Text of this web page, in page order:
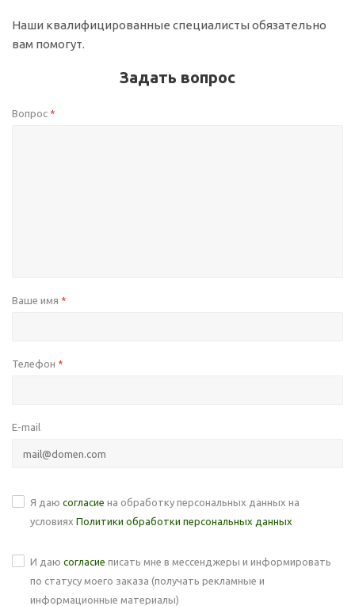
Наши квалифицированные специалисты обязательно
вам помогут.
Задать вопрос
Вопрос *
Ваше имя *
Телефон *
E-mail
Я даю согласие на обработку персональных данных на
условиях Политики обработки персональных данных
И даю согласие писать мне в мессенджеры и информировать
по статусу моего заказа (получать рекламные и
информационные материалы)